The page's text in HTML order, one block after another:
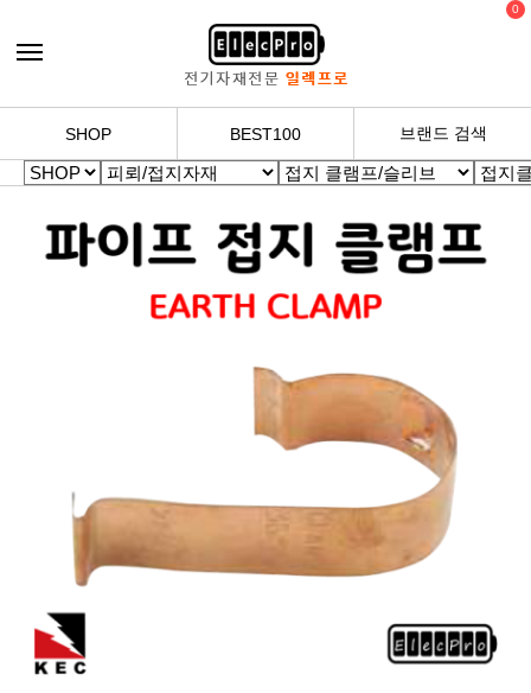
0
SHOP BEST100 브랜드 검색